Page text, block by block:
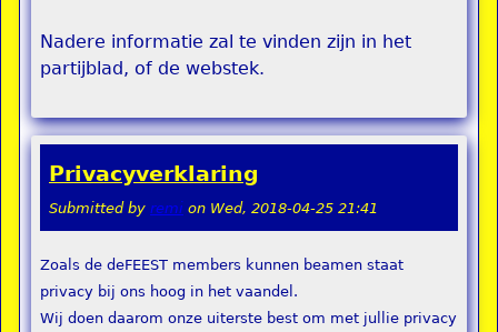
Nadere informatie zal te vinden zijn in het
partijblad, of de webstek.
Privacyverklaring
Submitted by remi on Wed, 2018-04-25 21:41
Zoals de deFEEST members kunnen beamen staat
privacy bij ons hoog in het vaandel.
Wij doen daarom onze uiterste best om met jullie privacy